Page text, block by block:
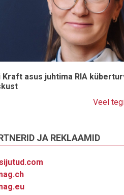
Kraft asus juhtima RIA
Veel
JA REKLAAMID